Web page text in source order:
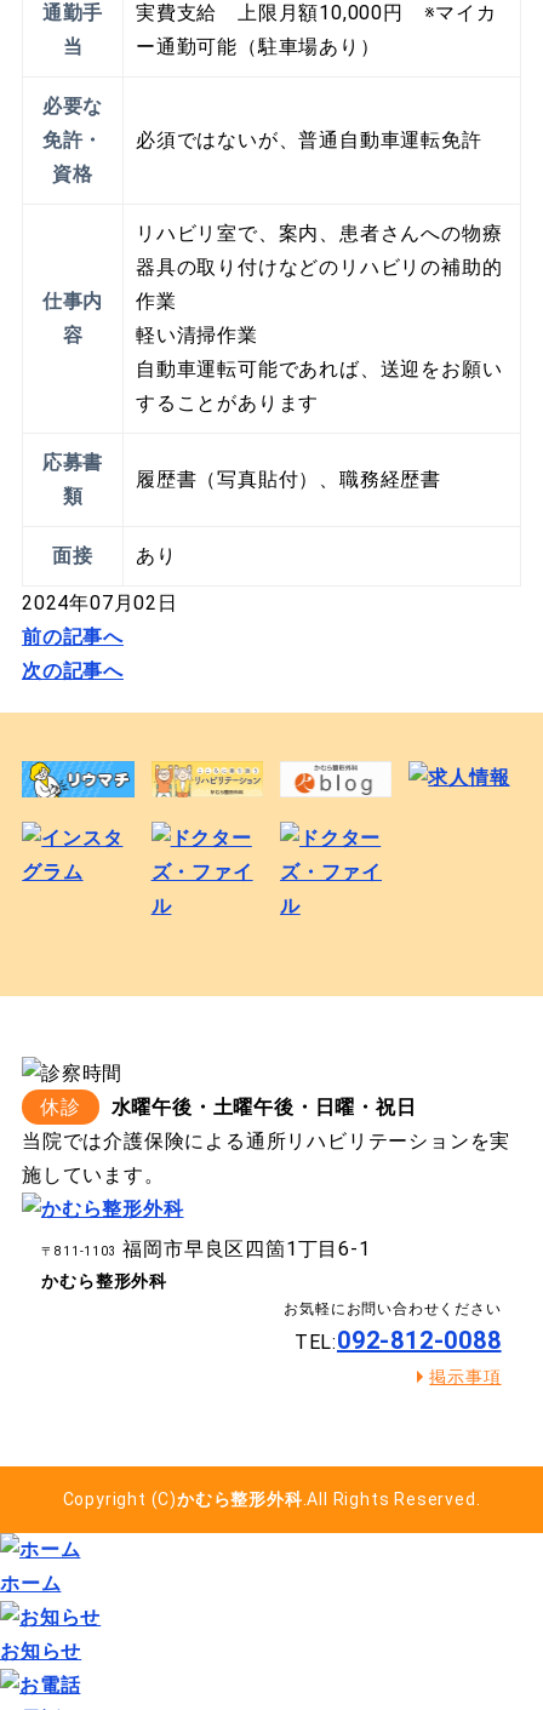
通勤手
当
実費支給 上限月額10,000円 ※マイカ
ー通勤可能（駐車場あり）
必要な
免許・
資格
必須ではないが、普通自動車運転免許
仕事内
容
リハビリ室で、案内、患者さんへの物療
器具の取り付けなどのリハビリの補助的
作業
軽い清掃作業
自動車運転可能であれば、送迎をお願い
することがあります
応募書
類
履歴書（写真貼付）、職務経歴書
面接 あり
2024年07月02日
前の記事へ
次の記事へ
休診
水曜午後・土曜午後・日曜・祝日
当院では介護保険による通所リハビリテーションを実
施しています。
〒811-1103 福岡市早良区四箇1丁目6-1
かむら整形外科
お気軽にお問い合わせください
TEL:092-812-0088
掲示事項
Copyright (C)かむら整形外科 .All Rights Reserved.
ホーム
お知らせ